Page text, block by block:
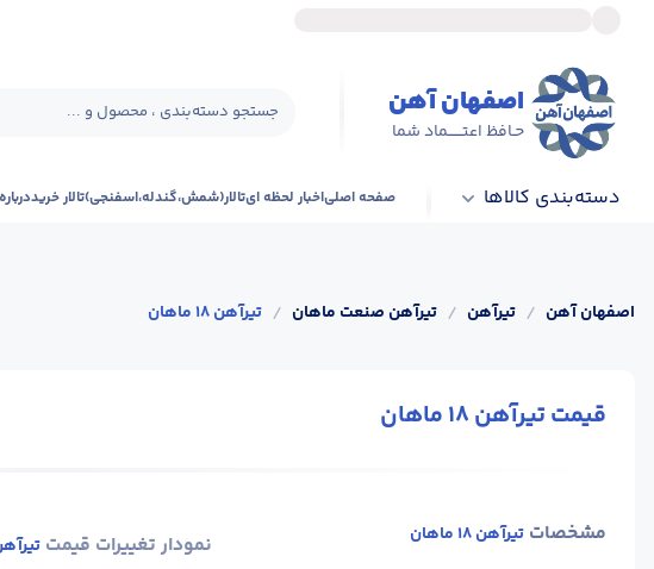
اصفهان آهن
حـافظ اعتــــــماد شما
جستجو دسته‌بندی ، محصول و ...
دسته‌بندی کالاها صفحه اصلیاخبار لحظه ایتالار(شمش،گندله،اسفنجی)تالار خرید
اصفهان آهن / تیرآهن / تیرآهن صنعت ماهان / تیرآهن 18 ماهان
قیمت تیرآهن 18 ماهان
مشخصات تیرآهن 18 ماهان نمودار تغییرات قیمت تیرآهن 18